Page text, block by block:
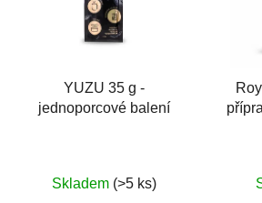
YUZU 35 g -
jednoporcové balení
Skladem (>5 ks)